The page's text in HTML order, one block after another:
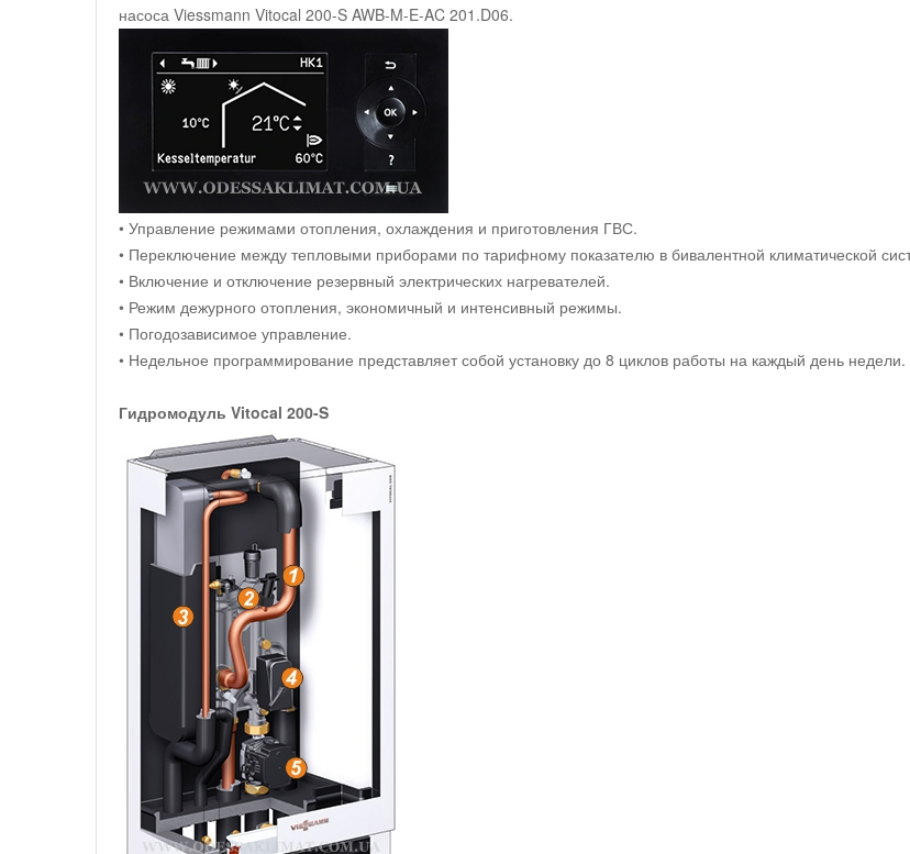
насоса Viessmann Vitocal 200-S AWB-M-E-AC 201.D06.
• Управление режимами отопления, охлаждения и приготовления ГВС.
• Переключение между тепловыми приборами по тарифному показателю в бивалентной климатической
• Включение и отключение резервный электрических нагревателей.
• Режим дежурного отопления, экономичный и интенсивный режимы.
• Погодозависимое управление.
• Недельное программирование представляет собой установку до 8 циклов работы на каждый день недели.
Гидромодуль Vitocal 200-S